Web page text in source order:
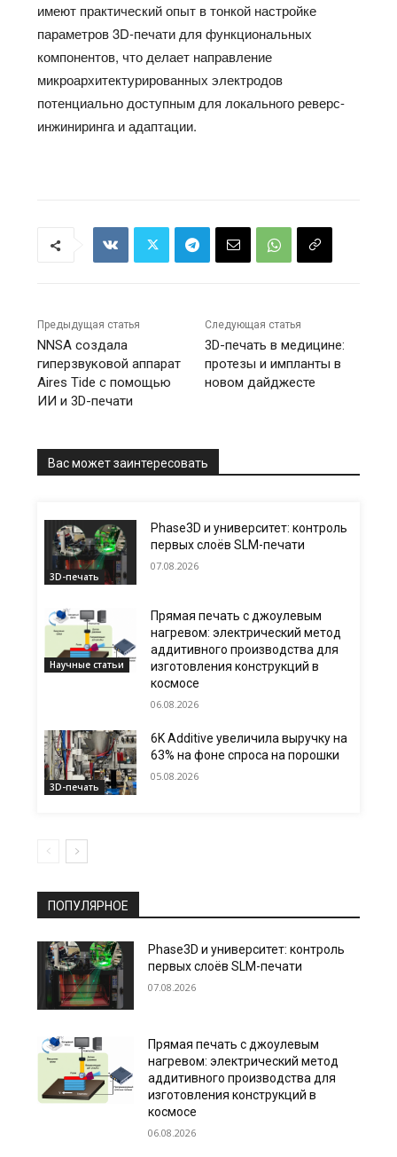
имеют практический опыт в тонкой настройке
параметров 3D-печати для функциональных
компонентов, что делает направление
микроархитектурированных электродов
потенциально доступным для локального реверс-
инжиниринга и адаптации.
Предыдущая статья
NNSA создала
гиперзвуковой аппарат
Aires Tide с помощью
ИИ и 3D-печати
Следующая статья
3D-печать в медицине:
протезы и импланты в
новом дайджесте
Вас может заинтересовать
3D-печать
Phase3D и университет: контроль
первых слоёв SLM-печати
07.08.2026
Научные статьи
Прямая печать с джоулевым
нагревом: электрический метод
аддитивного производства для
изготовления конструкций в
космосе
06.08.2026
3D-печать
6K Additive увеличила выручку на
63% на фоне спроса на порошки
05.08.2026
ПОПУЛЯРНОЕ
Phase3D и университет: контроль
первых слоёв SLM-печати
07.08.2026
Прямая печать с джоулевым
нагревом: электрический метод
аддитивного производства для
изготовления конструкций в
космосе
06.08.2026